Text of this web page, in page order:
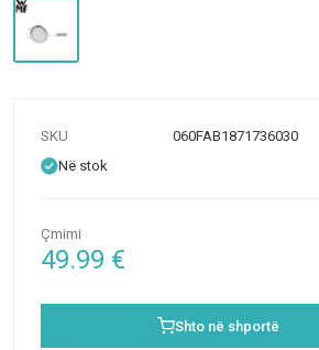
SKU
060FAB1871736030
Në stok
Çmimi
49.99 €
Shto në shportë